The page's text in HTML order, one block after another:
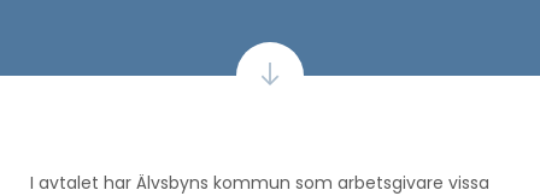
I avtalet har Älvsbyns kommun som arbetsgivare vissa